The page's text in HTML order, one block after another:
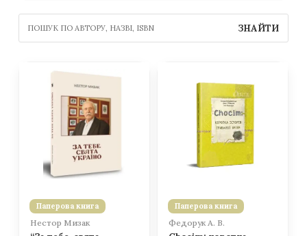
ЗНАЙТИ
Паперова книга
Нестор Мизак
Паперова книга
Федорук А. В.